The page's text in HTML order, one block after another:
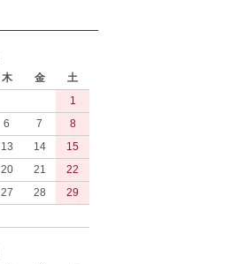
木 金
土
1
6 7
8
13 14
15
20 21
22
27 28
29